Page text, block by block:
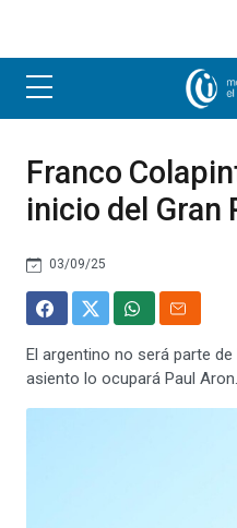
Franco
inicio del Gran
03/09/25
El argentino no será parte
asiento lo ocupará Paul Aron.